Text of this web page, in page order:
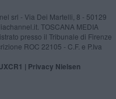
srl - Via Dei Martelli, 8 - 50129
TOSCANA MEDIA
presso il Tribunale di Firenze
ROC 22105 - C.F. e P.Iva
| Privacy Nielsen